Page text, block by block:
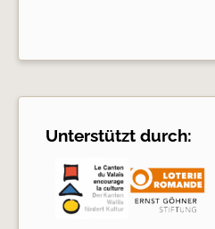
Unterstützt durch: